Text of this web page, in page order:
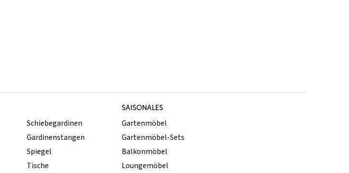
SAISONALES
Schiebegardinen
Gardinenstangen
Spiegel
Tische
Gartenmöbel
Gartenmöbel-Sets
Balkonmöbel
Loungemöbel